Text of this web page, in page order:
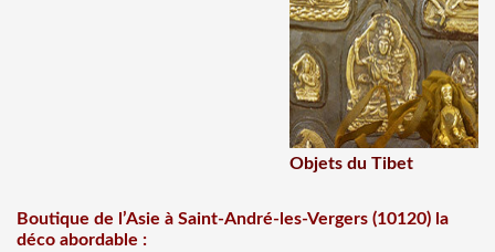
Objets du Tibet
Boutique de l’Asie à Saint-André-les-Vergers (10120) la
déco abordable :